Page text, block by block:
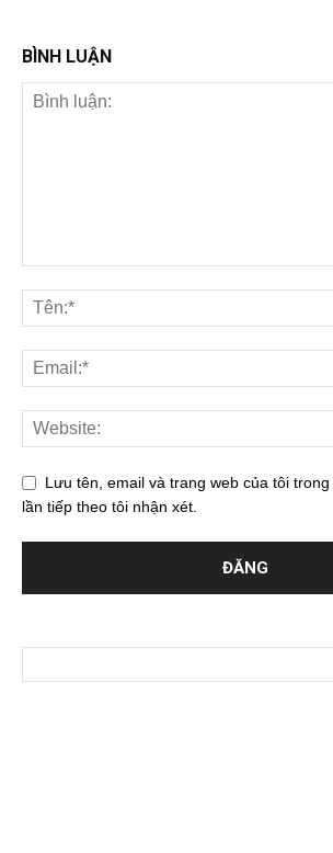
BÌNH LUẬN
Lưu tên, email và trang web của tôi
lần tiếp theo tôi nhận xét.